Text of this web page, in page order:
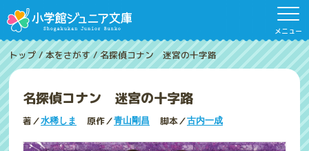
メニュー
トップ /本をさがす /名探偵コナン 迷宮の十字路
名探偵コナン 迷宮の十字路
著／水稀しま 原作／青山剛昌 脚本／古内一成